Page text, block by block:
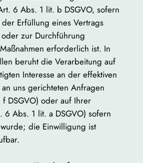
6 Abs. 1 lit. b DSGVO, sofern
Erfüllung eines Vertrags
zur Durchführung
erforderlich ist. In
beruht die Verarbeitung auf
Interesse an der effektiven
uns gerichteten Anfragen
DSGVO) oder auf Ihrer
6 Abs. 1 lit. a DSGVO) sofern
die Einwilligung ist